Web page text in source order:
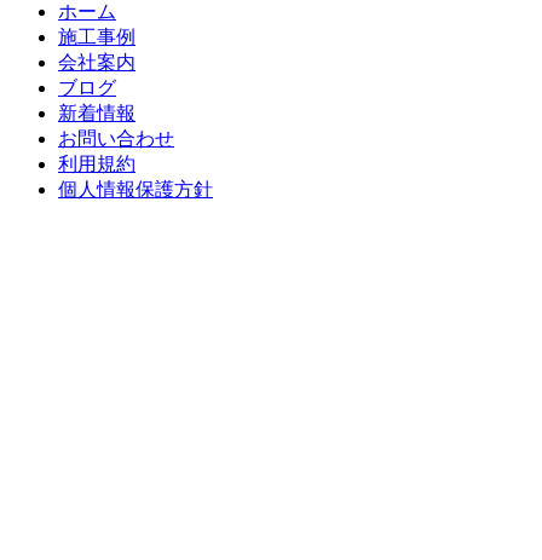
ホーム
施工事例
会社案内
ブログ
新着情報
お問い合わせ
利用規約
個人情報保護方針